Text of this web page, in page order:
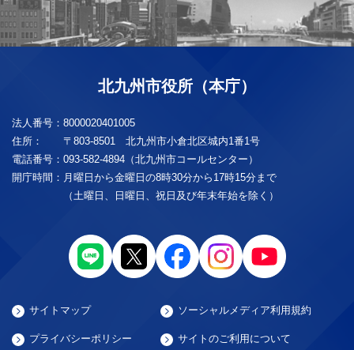
北九州市役所（本庁）
法人番号： 8000020401005
住所：
〒803-8501 北九州市小倉北区城内1番1号
電話番号： 093-582-4894（北九州市コールセンター）
開庁時間： 月曜日から金曜日の8時30分から17時15分まで
（土曜日、日曜日、祝日及び年末年始を除く）
サイトマップ ソーシャルメディア利用規約
プライバシーポリシー サイトのご利用について